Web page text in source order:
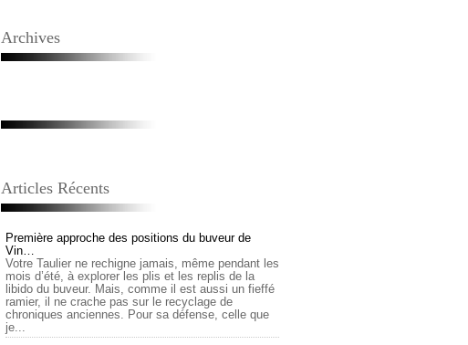
Archives
Articles Récents
Première approche des positions du buveur de
Vin…
Votre Taulier ne rechigne jamais, même pendant les
mois d’été, à explorer les plis et les replis de la
libido du buveur. Mais, comme il est aussi un fieffé
ramier, il ne crache pas sur le recyclage de
chroniques anciennes. Pour sa défense, celle que
je...